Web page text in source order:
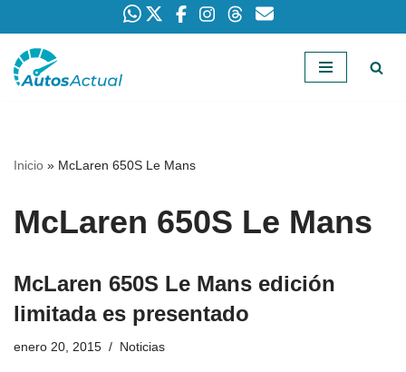
Saltar
Inicio » McLaren 650S Le Mans
McLaren 650S Le Mans
McLaren 650S Le Mans edición
limitada es presentado
enero 20, 2015 Noticias